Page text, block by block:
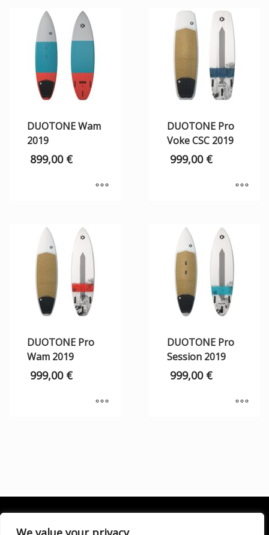
DUOTONE Wam
2019
899,00 €
DUOTONE Pro
Voke CSC 2019
999,00 €
DUOTONE Pro
Wam 2019
999,00 €
DUOTONE Pro
Session 2019
999,00 €